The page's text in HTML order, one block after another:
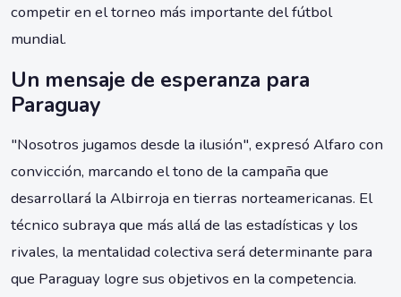
competir en el torneo más importante del fútbol
mundial.
Un mensaje de esperanza para
Paraguay
"Nosotros jugamos desde la ilusión", expresó Alfaro con
convicción, marcando el tono de la campaña que
desarrollará la Albirroja en tierras norteamericanas. El
técnico subraya que más allá de las estadísticas y los
rivales, la mentalidad colectiva será determinante para
que Paraguay logre sus objetivos en la competencia.